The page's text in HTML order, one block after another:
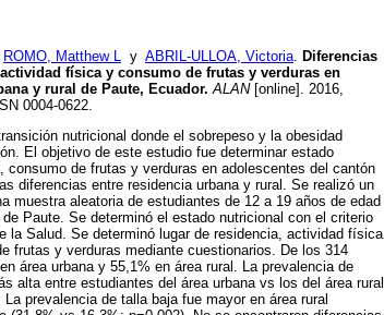
ROMO, Matthew L y ABRIL-ULLOA, Victoria. Diferencias
física y consumo de frutas y verduras en
y rural de Paute, Ecuador. ALAN[online]. 2016,
0004-0622.
nutricional donde el sobrepeso y la obesidad
El objetivo de este estudio fue determinar estado
de frutas y verduras en adolescentes del cantón
diferencias entre residencia urbana y rural. Se realizó un
muestra aleatoria de estudiantes de 12 a 19 años de edad
Paute. Se determinó el estado nutricional con el criterio
la Salud. Se determinó lugar de residencia, actividad física
frutas y verduras mediante cuestionarios. De los 314
área urbana y 55,1% en área rural. La prevalencia de
alta entre estudiantes del área urbana vs los del área rural
prevalencia de talla baja fue mayor en área rural